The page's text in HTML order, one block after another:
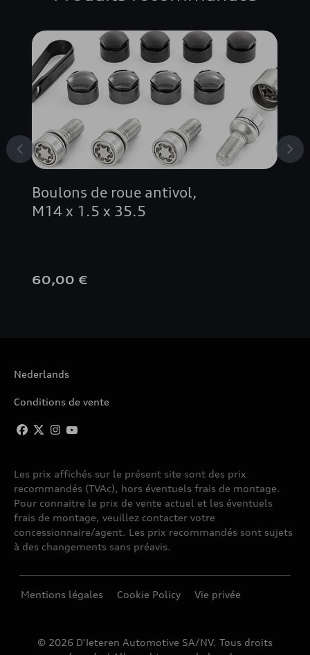
Boulons de roue antivol,
M14 x 1.5 x 35.5
60,00 €
Nederlands
Conditions de vente
Les prix affichés sur le présent site sont des prix
recommandés (TVAc), hors éventuels frais de montage.
Pour connaitre le prix de vente actuel et les éventuels
frais de montage, veuillez contacter votre
concessionnaire/agent. Les prix recommandés sont sujets
à des changements sans préavis.
Mentions légales Cookie Policy Vie privée
© 2026 D'Ieteren Automotive SA/NV. Tous droits